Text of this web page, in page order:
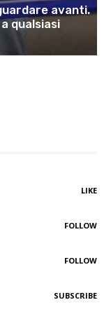
avanti.
qualsiasi
LIKE
FOLLOW
FOLLOW
SUBSCRIBE